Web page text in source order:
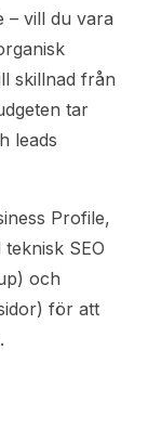
– vill du vara
skillnad från
tar
leads
Profile,
SEO
och
för att